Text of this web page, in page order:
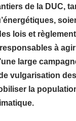
de la DUC,
lois et
à agir
large
vulgarisation
la